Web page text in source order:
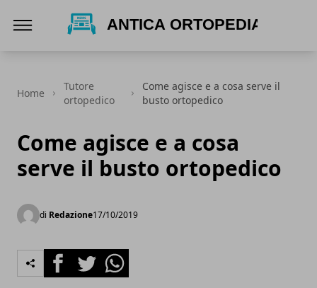
Home
Tutore
ortopedico
Come agisce e a cosa serve il
busto ortopedico
Come agisce e a cosa
serve il busto ortopedico
di Redazione17/10/2019
FacebookTwitterWhatsapp